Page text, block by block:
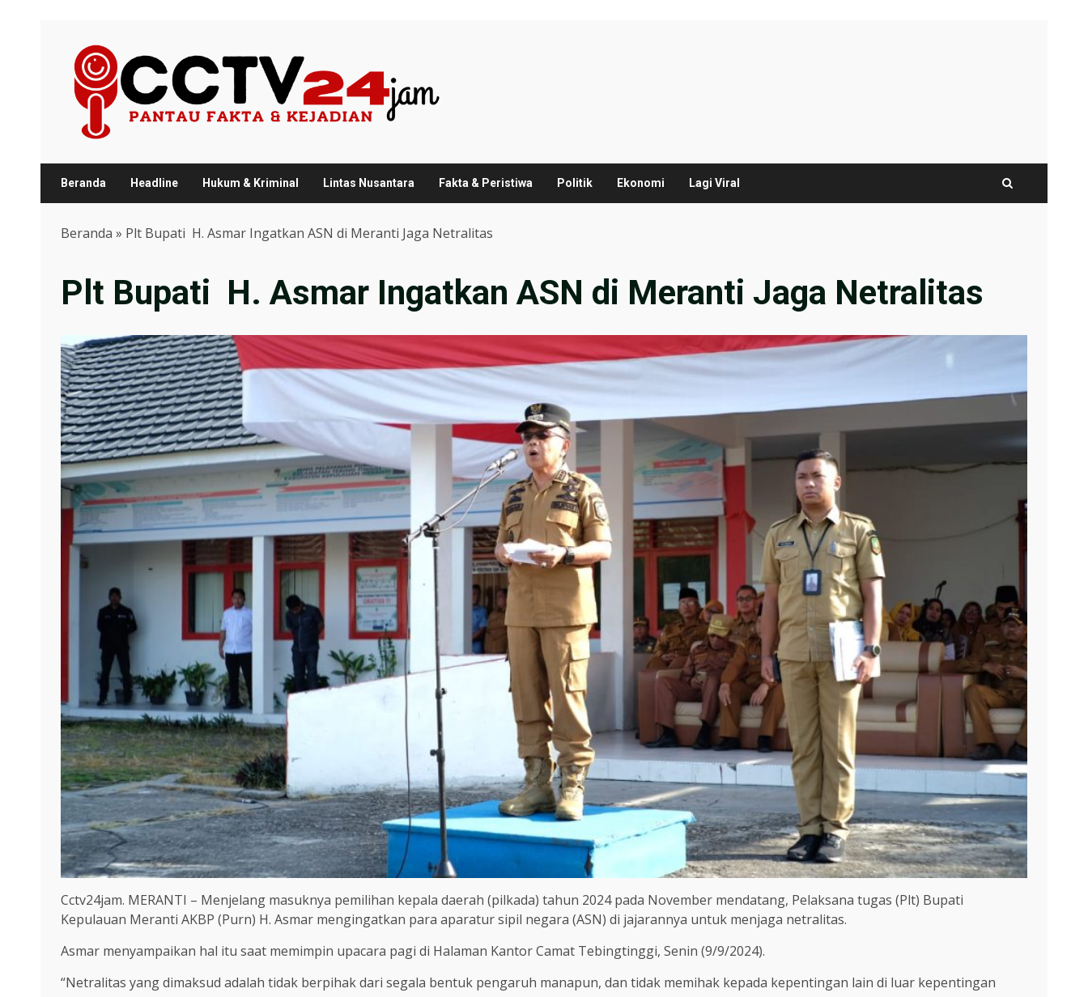
content
Beranda Headline Hukum & Kriminal Lintas Nusantara Fakta & Peristiwa Politik Ekonomi Lagi Viral
Beranda » Plt Bupati H. Asmar Ingatkan ASN di Meranti Jaga Netralitas
Plt Bupati H. Asmar Ingatkan ASN di Meranti Jaga Netralitas
Cctv24jam. MERANTI – Menjelang masuknya pemilihan kepala daerah (pilkada) tahun 2024 pada November mendatang, Pelaksana tugas (Plt) Bupati
Kepulauan Meranti AKBP (Purn) H. Asmar mengingatkan para aparatur sipil negara (ASN) di jajarannya untuk menjaga netralitas.
Asmar menyampaikan hal itu saat memimpin upacara pagi di Halaman Kantor Camat Tebingtinggi, Senin (9/9/2024).
“Netralitas yang dimaksud adalah tidak berpihak dari segala bentuk pengaruh manapun, dan tidak memihak kepada kepentingan lain di luar kepentingan